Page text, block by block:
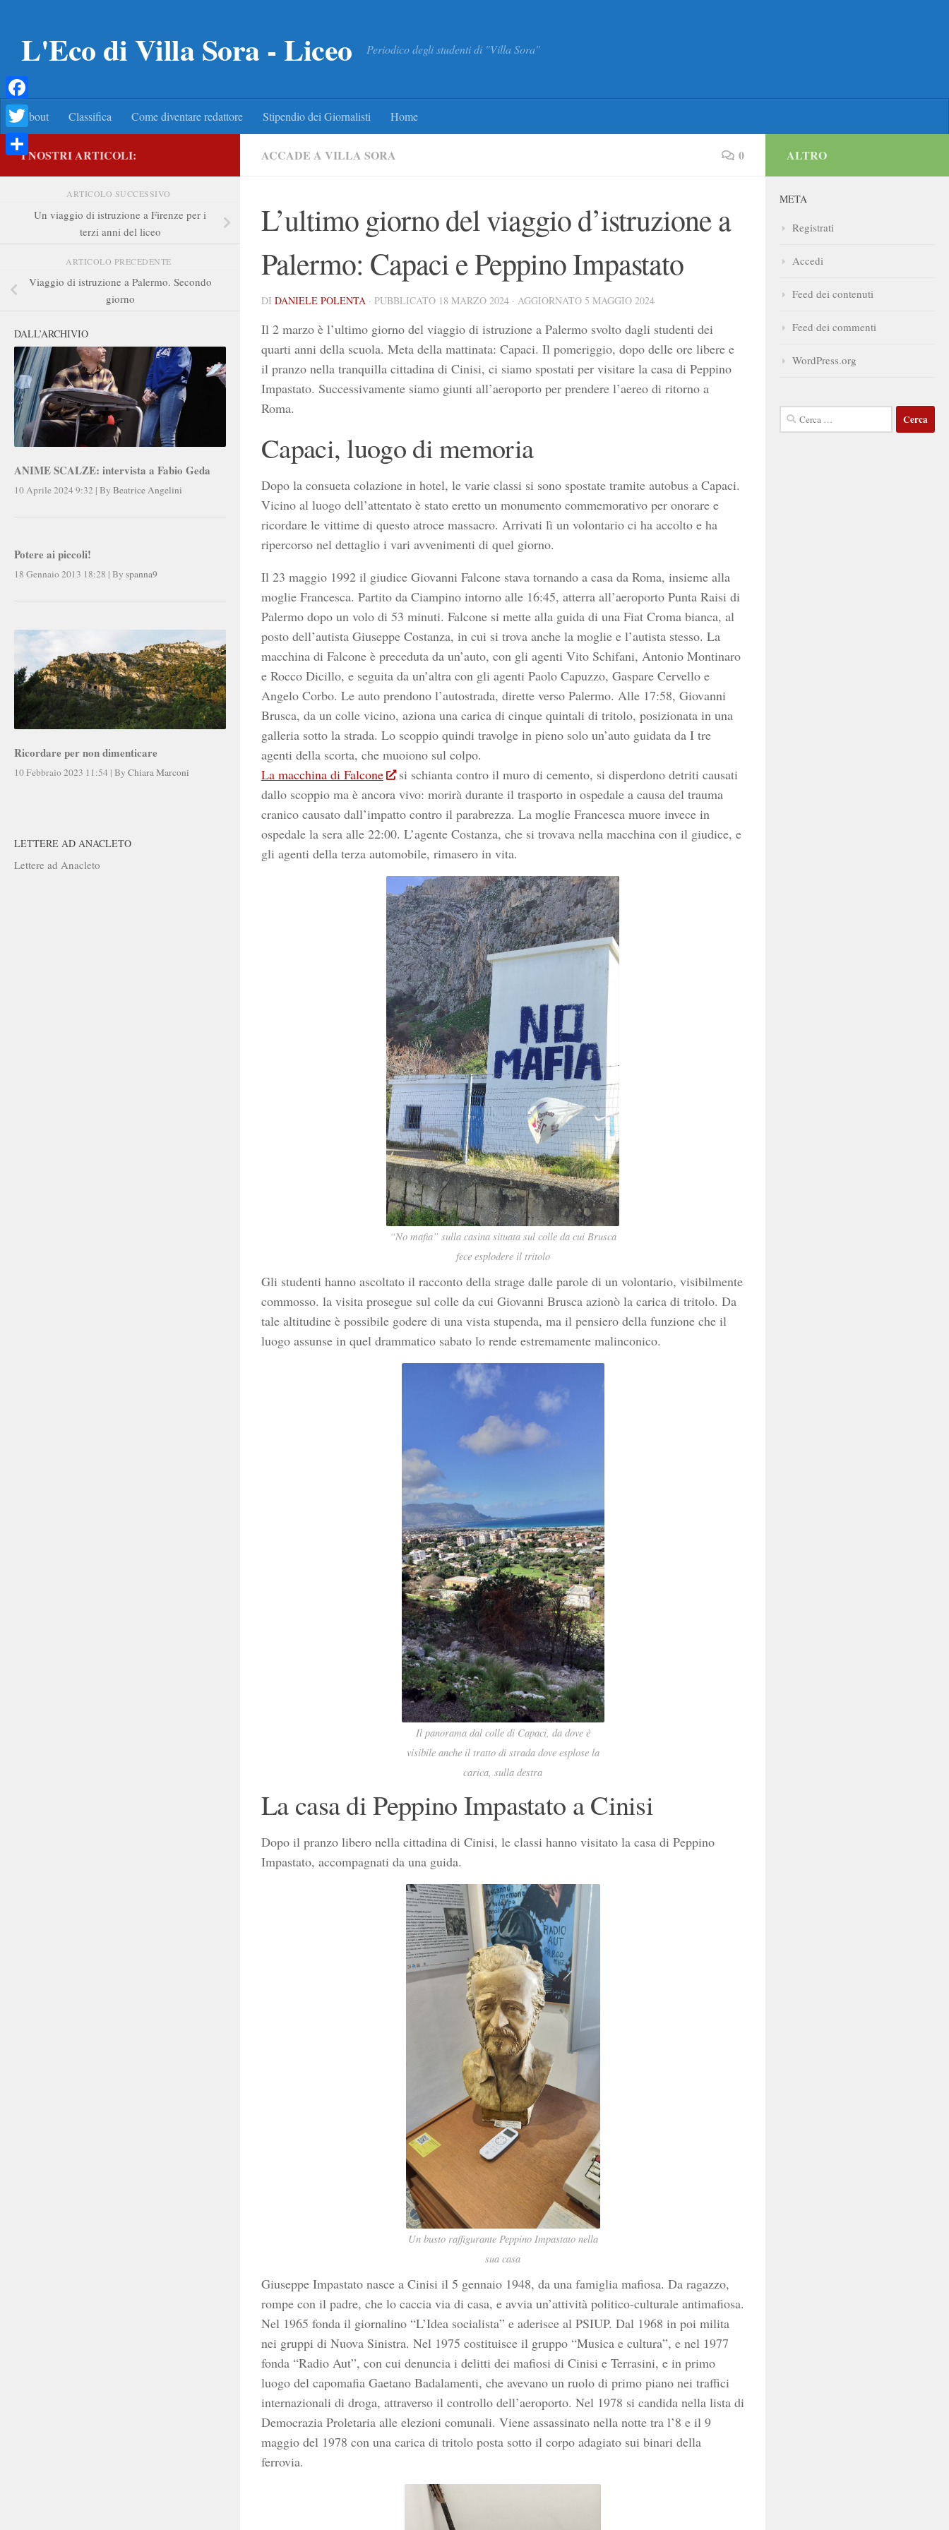
L'Eco di Villa Sora - Liceo Periodico degli studenti di "Villa Sora"
About Classifica Come diventare redattore Stipendio dei Giornalisti Home
ACCADE A VILLA SORA 0
L’ultimo giorno del viaggio d’istruzione a
Palermo: Capaci e Peppino Impastato
DI DANIELE POLENTA · PUBBLICATO 18 MARZO 2024 · AGGIORNATO 5 MAGGIO 2024
Il 2 marzo è l’ultimo giorno del viaggio di istruzione a Palermo svolto dagli studenti dei
quarti anni della scuola. Meta della mattinata: Capaci. Il pomeriggio, dopo delle ore libere e
il pranzo nella tranquilla cittadina di Cinisi, ci siamo spostati per visitare la casa di Peppino
Impastato. Successivamente siamo giunti all’aeroporto per prendere l’aereo di ritorno a
Roma.
Capaci, luogo di memoria
Dopo la consueta colazione in hotel, le varie classi si sono spostate tramite autobus a Capaci.
Vicino al luogo dell’attentato è stato eretto un monumento commemorativo per onorare e
ricordare le vittime di questo atroce massacro. Arrivati lì un volontario ci ha accolto e ha
ripercorso nel dettaglio i vari avvenimenti di quel giorno.
Il 23 maggio 1992 il giudice Giovanni Falcone stava tornando a casa da Roma, insieme alla
moglie Francesca. Partito da Ciampino intorno alle 16:45, atterra all’aeroporto Punta Raisi di
Palermo dopo un volo di 53 minuti. Falcone si mette alla guida di una Fiat Croma bianca, al
posto dell’autista Giuseppe Costanza, in cui si trova anche la moglie e l’autista stesso. La
macchina di Falcone è preceduta da un’auto, con gli agenti Vito Schifani, Antonio Montinaro
e Rocco Dicillo, e seguita da un’altra con gli agenti Paolo Capuzzo, Gaspare Cervello e
Angelo Corbo. Le auto prendono l’autostrada, dirette verso Palermo. Alle 17:58, Giovanni
Brusca, da un colle vicino, aziona una carica di cinque quintali di tritolo, posizionata in una
galleria sotto la strada. Lo scoppio quindi travolge in pieno solo un’auto guidata da I tre
agenti della scorta, che muoiono sul colpo.
La macchina di Falcone
si schianta contro il muro di cemento, si disperdono detriti causati
dallo scoppio ma è ancora vivo: morirà durante il trasporto in ospedale a causa del trauma
cranico causato dall’impatto contro il parabrezza. La moglie Francesca muore invece in
ospedale la sera alle 22:00. L’agente Costanza, che si trovava nella macchina con il giudice, e
gli agenti della terza automobile, rimasero in vita.
“No mafia” sulla casina situata sul colle da cui Brusca
fece esplodere il tritolo
Gli studenti hanno ascoltato il racconto della strage dalle parole di un volontario, visibilmente
commosso. la visita prosegue sul colle da cui Giovanni Brusca azionò la carica di tritolo. Da
tale altitudine è possibile godere di una vista stupenda, ma il pensiero della funzione che il
luogo assunse in quel drammatico sabato lo rende estremamente malinconico.
Il panorama dal colle di Capaci, da dove è
visibile anche il tratto di strada dove esplose la
carica, sulla destra
La casa di Peppino Impastato a Cinisi
Dopo il pranzo libero nella cittadina di Cinisi, le classi hanno visitato la casa di Peppino
Impastato, accompagnati da una guida.
Un busto raffigurante Peppino Impastato nella
sua casa
Giuseppe Impastato nasce a Cinisi il 5 gennaio 1948, da una famiglia mafiosa. Da ragazzo,
rompe con il padre, che lo caccia via di casa, e avvia un’attività politico-culturale antimafiosa.
Nel 1965 fonda il giornalino “L’Idea socialista” e aderisce al PSIUP. Dal 1968 in poi milita
nei gruppi di Nuova Sinistra. Nel 1975 costituisce il gruppo “Musica e cultura”, e nel 1977
fonda “Radio Aut”, con cui denuncia i delitti dei mafiosi di Cinisi e Terrasini, e in primo
luogo del capomafia Gaetano Badalamenti, che avevano un ruolo di primo piano nei traffici
internazionali di droga, attraverso il controllo dell’aeroporto. Nel 1978 si candida nella lista di
Democrazia Proletaria alle elezioni comunali. Viene assassinato nella notte tra l’8 e il 9
maggio del 1978 con una carica di tritolo posta sotto il corpo adagiato sui binari della
ferrovia.
I NOSTRI ARTICOLI:
ARTICOLO SUCCESSIVO
Un viaggio di istruzione a Firenze per i
terzi anni del liceo
ARTICOLO PRECEDENTE
Viaggio di istruzione a Palermo. Secondo
giorno
DALL’ARCHIVIO
ANIME SCALZE: intervista a Fabio Geda
10 Aprile 2024 9:32 | By Beatrice Angelini
Potere ai piccoli!
18 Gennaio 2013 18:28 | By spanna9
Ricordare per non dimenticare
10 Febbraio 2023 11:54 | By Chiara Marconi
LETTERE AD ANACLETO
Lettere ad Anacleto
ALTRO
META
Registrati
Accedi
Feed dei contenuti
Feed dei commenti
WordPress.org
Ricerca
per:
Facebook
Twitter